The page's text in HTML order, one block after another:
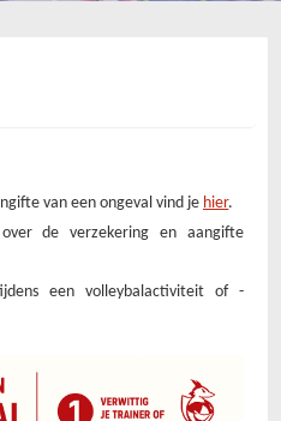
van een ongeval vind je hier.
de verzekering en aangifte
een volleybalactiviteit of -